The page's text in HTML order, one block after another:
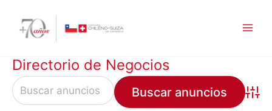
contenido
Directorio de Negocios